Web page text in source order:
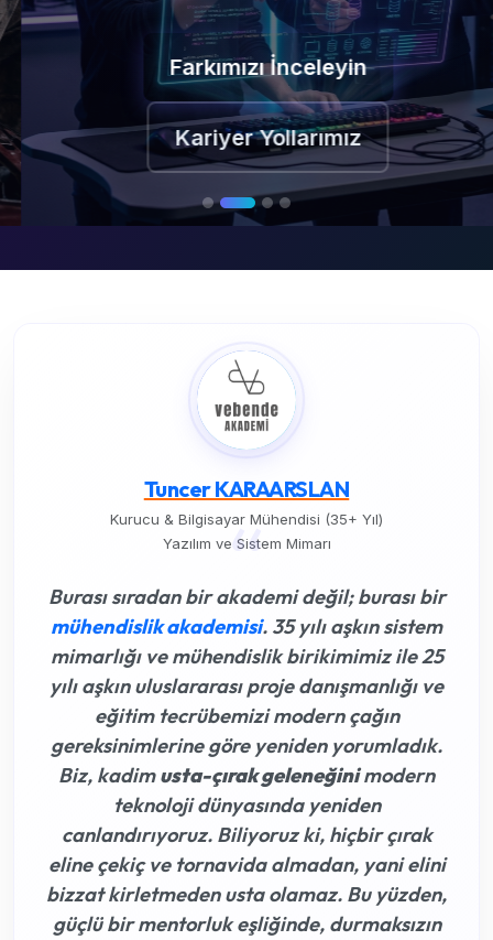
Farkımızı İnceleyin
Kariyer Yollarımız
Tuncer KARAARSLAN
Kurucu & Bilgisayar Mühendisi (35+ Yıl)
Yazılım ve Sistem Mimarı
“
Burası sıradan bir akademi değil; burası bir
mühendislik akademisi. 35 yılı aşkın sistem
mimarlığı ve mühendislik birikimimiz ile 25
yılı aşkın uluslararası proje danışmanlığı ve
eğitim tecrübemizi modern çağın
gereksinimlerine göre yeniden yorumladık.
Biz, kadimusta-çırak geleneğinimodern
teknoloji dünyasında yeniden
canlandırıyoruz. Biliyoruz ki, hiçbir çırak
eline çekiç ve tornavida almadan, yani elini
bizzat kirletmeden usta olamaz. Bu yüzden,
güçlü bir mentorluk eşliğinde, durmaksızın